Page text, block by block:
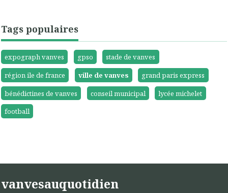
Tags populaires
expograph vanves gpso
stade de vanves
région ile de france
ville de vanves
grand paris express
bénédictines de vanves
conseil municipal
lycée michelet
football
vanvesauquotidien